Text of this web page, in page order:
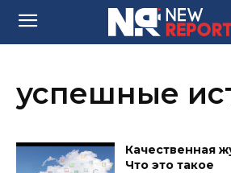
успешные
Качественная
Что это такое